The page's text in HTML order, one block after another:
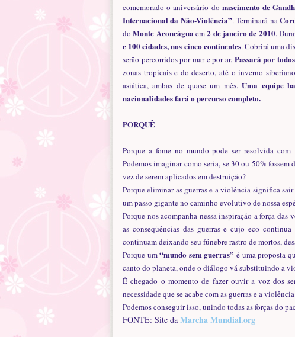
comemorado o aniversário do nascimento de
Internacional da Não-Violência”. Terminará na
doMonte Aconcágua em2 de janeiro de 2010.
e 100 cidades, nos cinco continentes. Cobrirá uma
serão percorridos por mar e por ar. Passará por
zonas tropicais e do deserto, até o inverno
asiática, ambas de quase um mês.Uma equipe
nacionalidades fará o percurso completo.
PORQUÊ
Porque a fome no mundo pode ser resolvida com
Podemos imaginar como seria, se 30 ou 50% fossem
vez de serem aplicados em destruição?
Porque eliminar as guerras e a violência significa
um passo gigante no caminho evolutivo de nossa
Porque nos acompanha nessa inspiração a força das
as conseqüências das guerras e cujo eco
continuam deixando seu fúnebre rastro de mortos,
Porque um“mundo sem guerras” é uma proposta
canto do planeta, onde o diálogo vá substituindo a
É chegado o momento de fazer ouvir a voz dos
necessidade que se acabe com as guerras e a violência.
Podemos conseguir isso, unindo todas as forças do
FONTE: Site da Marcha Mundial.org